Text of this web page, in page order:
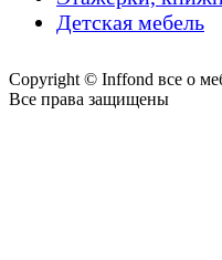
Детская мебель
Copyright © Inffond все о
Все права защищены